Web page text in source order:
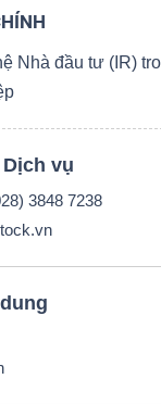
Nhà đầu tư (IR)
vụ
3848 7238